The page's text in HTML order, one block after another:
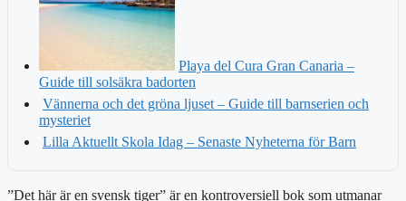
Playa del Cura Gran Canaria –
Guide till solsäkra badorten
Vännerna och det gröna ljuset – Guide till barnserien och
mysteriet
Lilla Aktuellt Skola Idag – Senaste Nyheterna för Barn
”Det här är en svensk tiger” är en kontroversiell bok som utmanar